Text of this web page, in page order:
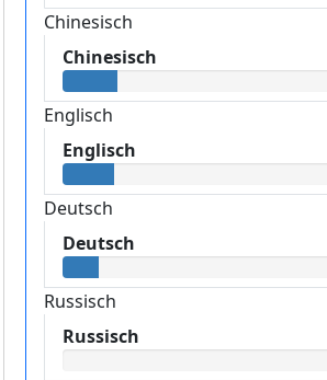
Chinesisch
Chinesisch
Englisch
Englisch
Deutsch
Deutsch
Russisch
Russisch